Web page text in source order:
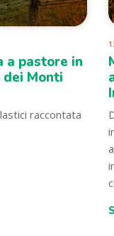
a pastore in
Monti
raccontata